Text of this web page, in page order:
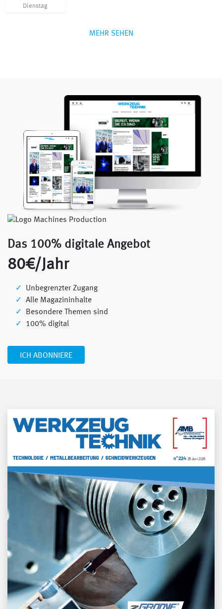
Dienstag
MEHR SEHEN
Das 100% digitale Angebot
80€/Jahr
Unbegrenzter Zugang
Alle Magazininhalte
Besondere Themen sind
100% digital
ICH ABONNIERE